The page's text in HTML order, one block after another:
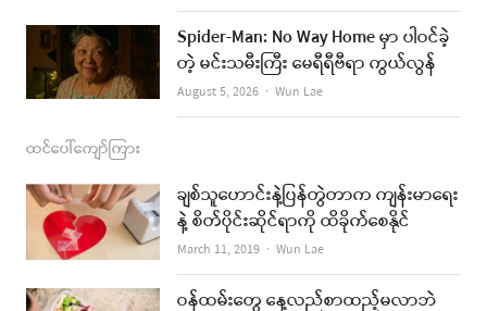
Spider-Man: No Way Home မှာ ပါဝင်ခဲ့
တဲ့ မင်းသမီးကြီး မေရီရီဗီရာ ကွယ်လွန်
August 5, 2026 Author
Wun Lae
ထင်ပေါ်ကျော်ကြား
ချစ်သူဟောင်းနဲ့ပြန်တွဲတာက ကျန်းမာရေး
နဲ့ စိတ်ပိုင်းဆိုင်ရာကို ထိခိုက်စေနိုင်
March 11, 2019 Author
Wun Lae
ဝန်ထမ်းတွေ နေ့လည်စာထည့်မလာဘဲ